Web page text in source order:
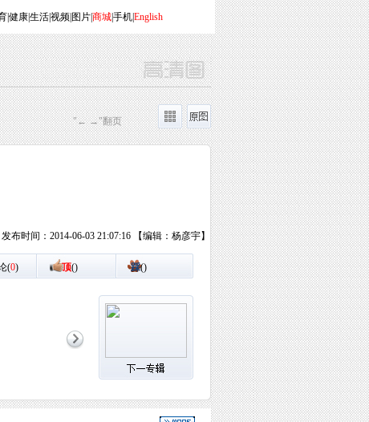
|健康|生活|视频| 图片|商城|手机|English
"← →"翻页
发布时间：2014-06-03 21:07:16 【编辑：杨彦宇】
(0) 顶() 踩()